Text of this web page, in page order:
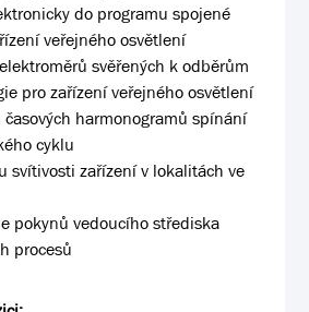
do programu spojené
veřejného osvětlení
svěřených k odběrům
pro zařízení veřejného osvětlení
časových harmonogramů spínání
cyklu
svítivosti zařízení v lokalitách ve
pokynů vedoucího střediska
procesů